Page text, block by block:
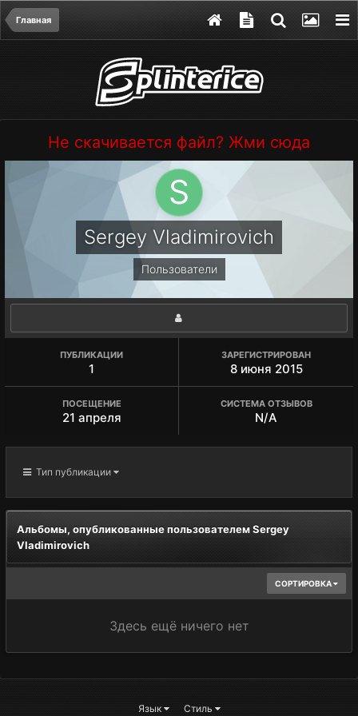
Главная
Не скачивается файл? Жми сюда
Sergey Vladimirovich
Пользователи
ПУБЛИКАЦИИ
1
ЗАРЕГИСТРИРОВАН
8 июня 2015
ПОСЕЩЕНИЕ
21 апреля
СИСТЕМА ОТЗЫВОВ
N/A
Тип публикации
Альбомы, опубликованные пользователем Sergey
Vladimirovich
СОРТИРОВКА
Здесь ещё ничего нет
Язык Стиль